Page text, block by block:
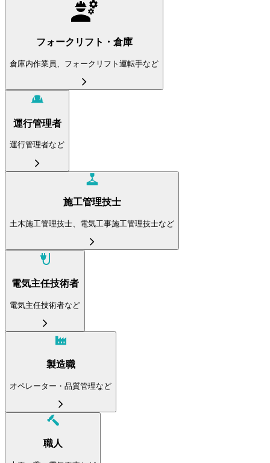
フォークリフト・倉庫
倉庫内作業員、フォークリフト運転手など
運行管理者
運行管理者など
施工管理技士
土木施工管理技士、電気工事施工管理技士など
電気主任技術者
電気主任技術者など
製造職
オペレーター・品質管理など
職人